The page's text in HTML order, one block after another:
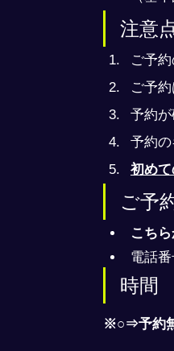
注意
ご予
ご予約
予約が
予約
初め
ご予
こち
電話
時間
※○⇒予約